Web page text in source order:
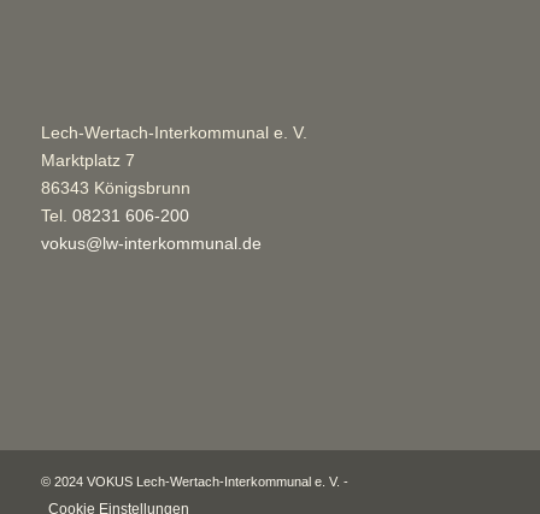
Lech-Wertach-Interkommunal e. V.
Marktplatz 7
86343 Königsbrunn
Tel. 08231 606-200
vokus@lw-interkommunal.de
© 2024 VOKUS Lech-Wertach-Interkommunal e. V. -
Cookie Einstellungen